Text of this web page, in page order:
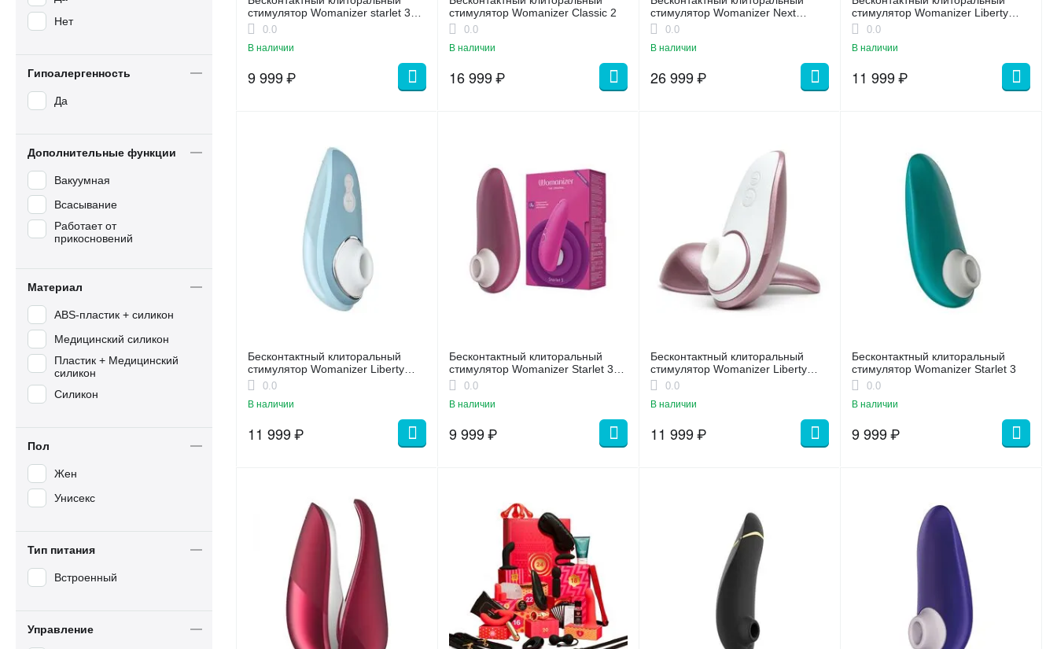
стимулятор Womanizer starlet 3
фиолетовый
0.0
В наличии
9 999₽
стимулятор Womanizer Classic 2
0.0
В наличии
16 999₽
стимулятор Womanizer Next
темно-фиолетовый
0.0
В наличии
26 999₽
стимулятор Womanizer Liberty
Purple
0.0
В наличии
11 999₽
Бесконтактный клиторальный
стимулятор Womanizer Liberty
Blue0.0
В наличии
11 999₽
Бесконтактный клиторальный
стимулятор Womanizer Starlet 3
розовый
0.0
В наличии
9 999₽
Бесконтактный клиторальный
стимулятор Womanizer Liberty
Light pink
0.0
В наличии
11 999₽
Бесконтактный клиторальный
стимулятор Womanizer Starlet 3
0.0
В наличии
9 999₽
Нет
Гипоалергенность
Да
Дополнительные функции
Вакуумная
Всасывание
Работает от
прикосновений
Материал
ABS-пластик + силикон
Медицинский силикон
Пластик + Медицинский
силикон
Силикон
Пол
Жен
Унисекс
Тип питания
Встроенный
Управление